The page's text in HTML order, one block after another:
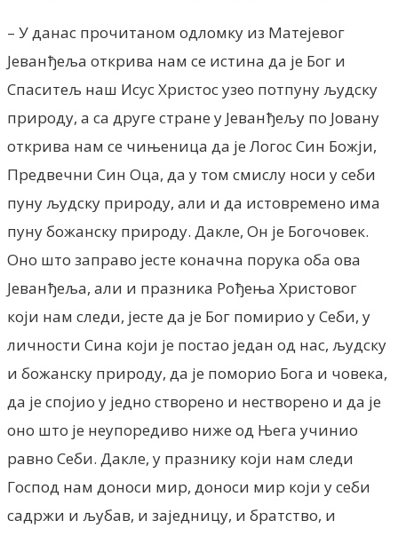
– У данас прочитаном одломку из Матејевог
Јеванђеља открива нам се истина да је Бог и
Спаситељ наш Исус Христос узео потпуну људску
природу, а са друге стране у Јеванђељу по Јовану
открива нам се чињеница да је Логос Син Божји,
Предвечни Син Оца, да у том смислу носи у себи
пуну људску природу, али и да истоврeмено има
пуну божанску природу. Дакле, Он је Богочовек.
Оно што заправо јесте коначна порука оба ова
Јеванђеља, али и празника Рођења Христовог
који нам следи, јесте да је Бог помирио у Себи, у
личности Сина који је постао један од нас, људску
и божанску природу, да је поморио Бога и човека,
да је спојио у једно створено и нестворено и да је
оно што је неупоредиво ниже од Њега учинио
равно Себи. Дакле, у празнику који нам следи
Господ нам доноси мир, доноси мир који у себи
садржи и љубав, и заједницу, и братство, и